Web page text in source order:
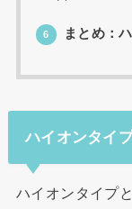
6 まとめ：
ハイオンタイ
ハイオンタイプ